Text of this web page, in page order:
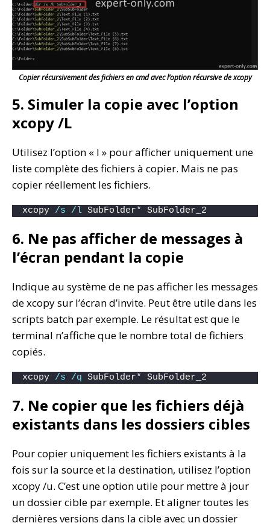
Copier récursivement des fichiers en cmd avec l’option récursive de xcopy
5. Simuler la copie avec l’option
xcopy /L
Utilisez l’option « l » pour afficher uniquement une
liste complète des fichiers à copier. Mais ne pas
copier réellement les fichiers.
xcopy /s /l SubFolder* SubFolder_2
6. Ne pas afficher de messages à
l’écran pendant la copie
Indique au système de ne pas afficher les messages
de xcopy sur l’écran d’invite. Peut être utile dans les
scripts batch par exemple. Le résultat est que le
terminal n’affiche que le nombre total de fichiers
copiés.
xcopy /s /q SubFolder* SubFolder_2
7. Ne copier que les fichiers déjà
existants dans les dossiers cibles
Pour copier uniquement les fichiers existants à la
fois sur la source et la destination, utilisez l’option
xcopy /u. C’est une option utile pour mettre à jour
un dossier cible par exemple. Et aligner toutes les
dernières versions dans la cible avec un dossier